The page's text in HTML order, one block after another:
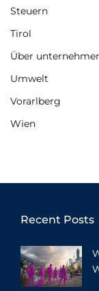
Steuern
Tirol
Über
Umwelt
Vorarlberg
Wien
Recent Posts